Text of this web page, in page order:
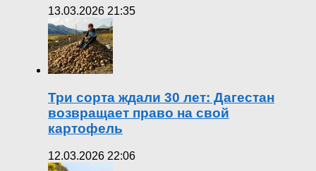
13.03.2026 21:35
Три сорта ждали 30 лет: Дагестан
возвращает право на свой
картофель
12.03.2026 22:06